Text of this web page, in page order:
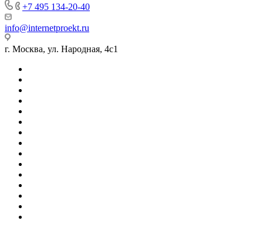
+7 495 134-20-40
info@internetproekt.ru
г. Москва, ул. Народная, 4с1